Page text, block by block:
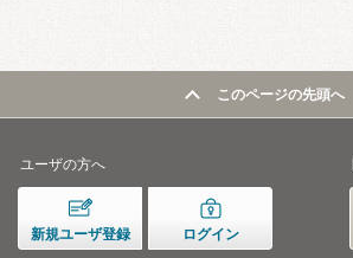
このページの先頭へ
ユーザの方へ
新規ユーザ登録 ログイン